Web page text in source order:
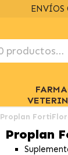
ENVÍOS
Proplan
Proplan